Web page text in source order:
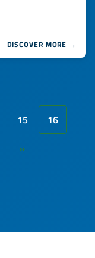
DISCOVER MORE →
15
16
»